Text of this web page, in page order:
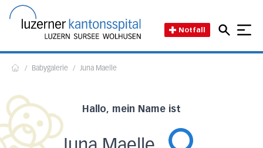
Notfall
/ Babygalerie / Juna Maelle
Hallo, mein Name ist